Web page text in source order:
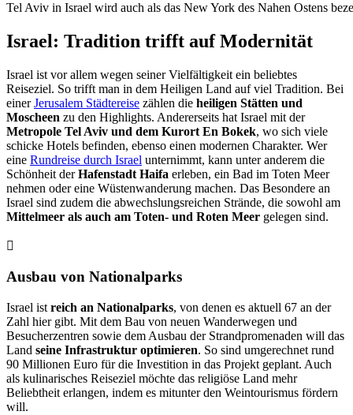
Tel Aviv in Israel wird auch als das New York des Nahen Ostens
Israel: Tradition trifft auf Modernität
Israel ist vor allem wegen seiner Vielfältigkeit ein beliebtes
Reiseziel. So trifft man in dem Heiligen Land auf viel Tradition. Bei
einerJerusalem Städtereise zählen die heiligen Stätten und
Moscheen zu den Highlights. Andererseits hat Israel mit der
Metropole Tel Aviv und dem Kurort En Bokek, wo sich viele
schicke Hotels befinden, ebenso einen modernen Charakter. Wer
eine Rundreise durch Israel unternimmt, kann unter anderem die
Schönheit derHafenstadt Haifa erleben, ein Bad im Toten Meer
nehmen oder eine Wüstenwanderung machen. Das Besondere an
Israel sind zudem die abwechslungsreichen Strände, die sowohl am
Mittelmeer als auch am Toten- und Roten Meer gelegen sind.
Ausbau von Nationalparks
Israel ist reich an Nationalparks, von denen es aktuell 67 an der
Zahl hier gibt. Mit dem Bau von neuen Wanderwegen und
Besucherzentren sowie dem Ausbau der Strandpromenaden will das
Land seine Infrastruktur optimieren. So sind umgerechnet rund
90 Millionen Euro für die Investition in das Projekt geplant. Auch
als kulinarisches Reiseziel möchte das religiöse Land mehr
Beliebtheit erlangen, indem es mitunter den Weintourismus fördern
will.